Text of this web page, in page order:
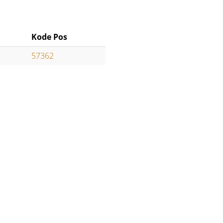
Kode Pos
57362